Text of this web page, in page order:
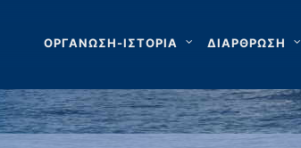
ΟΡΓΑΝΩΣΗ-ΙΣΤΟΡΙΑ ΔΙΑΡΘΡΩΣΗ